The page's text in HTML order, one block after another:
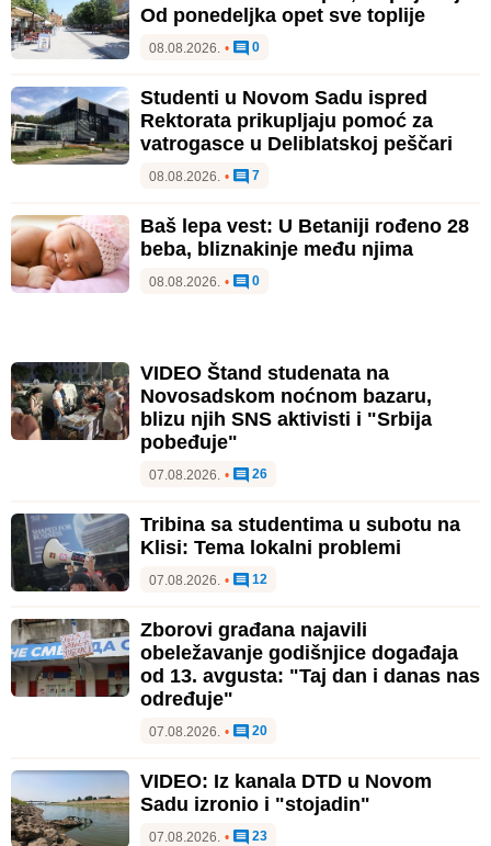
Od ponedeljka opet sve toplije
08.08.2026. • 0
Studenti u Novom Sadu ispred
Rektorata prikupljaju pomoć za
vatrogasce u Deliblatskoj peščari
08.08.2026. • 7
Baš lepa vest: U Betaniji rođeno 28
beba, bliznakinje među njima
08.08.2026. • 0
VIDEO Štand studenata na
Novosadskom noćnom bazaru,
blizu njih SNS aktivisti i "Srbija
pobeđuje"
07.08.2026. • 26
Tribina sa studentima u subotu na
Klisi: Tema lokalni problemi
07.08.2026. • 12
Zborovi građana najavili
obeležavanje godišnjice događaja
od 13. avgusta: "Taj dan i danas nas
određuje"
07.08.2026. • 20
VIDEO: Iz kanala DTD u Novom
Sadu izronio i "stojadin"
07.08.2026. • 23